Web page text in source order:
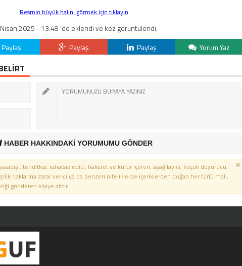
Resmin büyük halini görmek için tıklayın
2025 - 13:48 'de eklendi ve kez görüntülendi.
Paylaş Paylaş Paylaş Yorum Yaz
HABER HAKKINDAKİ YORUMUMU GÖNDER
tehditkar, rahatsız edici, hakaret ve küfür içeren, aşağılayıcı, küçük düşürücü,
haklarına zarar verici ya da benzeri niteliklerde içeriklerden doğan her türlü mali,
gönderen kişiye aittir.